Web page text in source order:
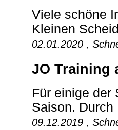
Viele schöne
Kleinen
02.01.2020 ,
JO Training
Für einige der
Saison.
09.12.2019 ,